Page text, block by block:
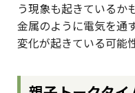
う現象も起きているか
金属のように電気を通
変化が起きている可能